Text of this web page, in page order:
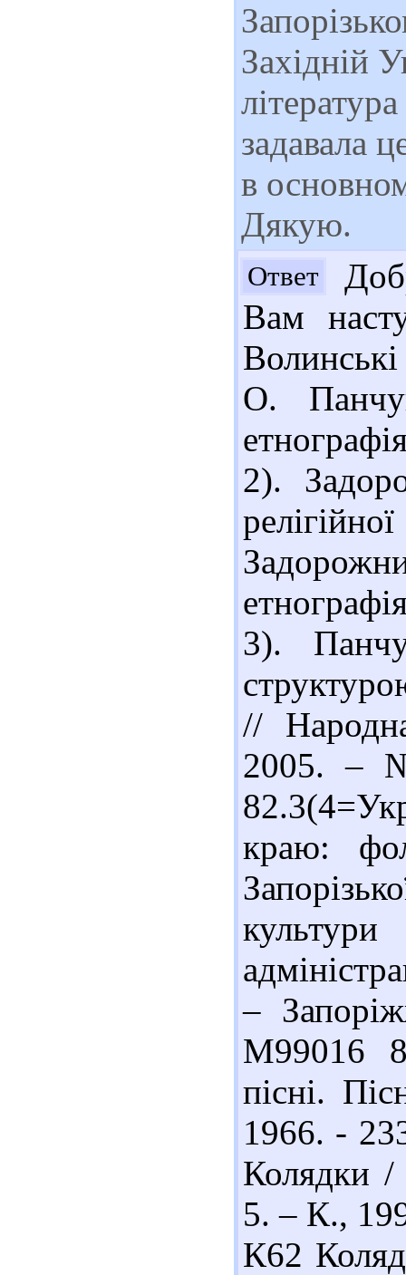
Західній
задавала
в
Дякую.
Ответ
Вам
О.
2).
3).
//
2005. –
краю:
–
М99016
пісні.
1966. -
Колядки /
5. – К.,
К62